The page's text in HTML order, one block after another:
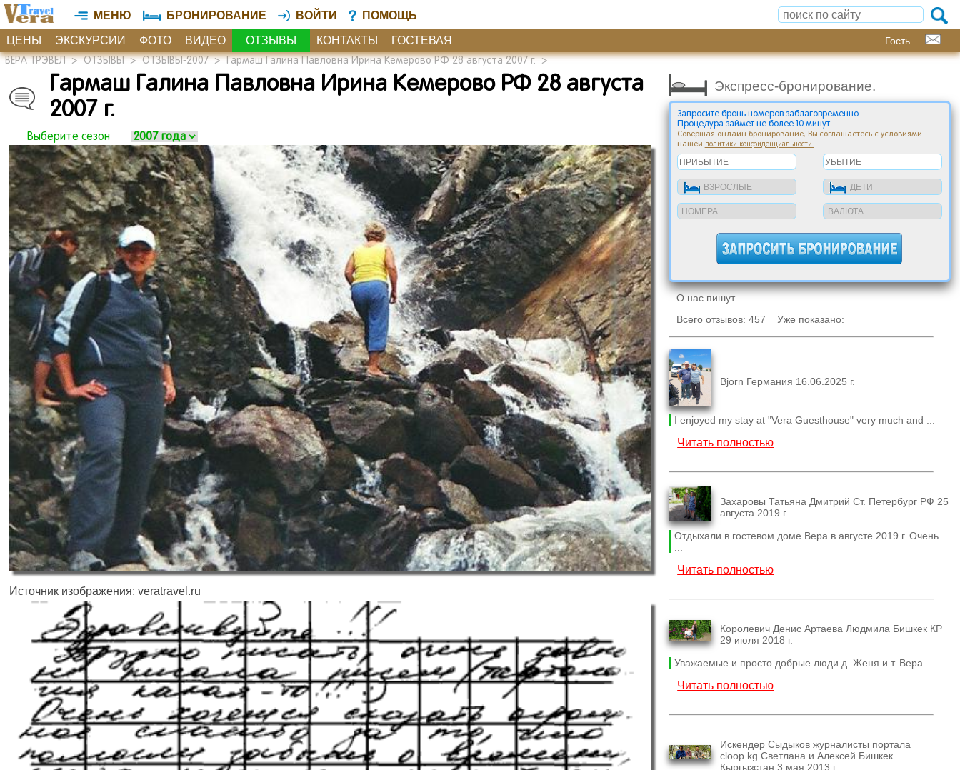
МЕНЮ БРОНИРОВАНИЕ ВОЙТИ ПОМОЩЬ
ЦЕНЫ ЭКСКУРСИИ ФОТО ВИДЕО ОТЗЫВЫ КОНТАКТЫ ГОСТЕВАЯ Гость
ВЕРА ТРЭВЕЛ>ОТЗЫВЫ>ОТЗЫВЫ-2007>Гармаш Галина Павловна Ирина Кемерово РФ 28 августа 2007 г.>
Гармаш Галина Павловна Ирина Кемерово РФ 28 августа
2007 г.
Выберите сезон
Источник изображения: veratravel.ru
Экспресс-бронирование.
Запросите бронь номеров заблаговременно.
Процедура займет не более 10 минут.
Совершая онлайн бронирование, Вы соглашаетесь с условиями
нашей
политики конфиденциальности. .
О нас пишут...
Всего отзывов: 457 Уже показано:
Bjorn Германия 16.06.2025 г.
I enjoyed my stay at "Vera Guesthouse" very much and ...
Читать полностью
Захаровы Татьяна Дмитрий Ст. Петербург РФ 25
августа 2019 г.
Отдыхали в гостевом доме Вера в августе 2019 г. Очень
...
Читать полностью
Королевич Денис Артаева Людмила Бишкек КР
29 июля 2018 г.
Уважаемые и просто добрые люди д. Женя и т. Вера. ...
Читать полностью
Искендер Сыдыков журналисты портала
cloop.kg Светлана и Алексей Бишкек
Кыргызстан 3 мая 2013 г.